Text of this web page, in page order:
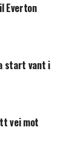
Everton
start vant i
vei mot